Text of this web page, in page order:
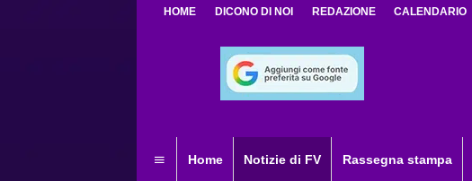
HOME DICONO DI NOI REDAZIONE CALENDARIO
Home Notizie di FV Rassegna stampa